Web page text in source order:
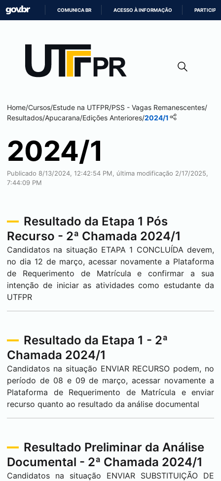
CONTEÚDO
COMUNICA BR ACESSO À INFORMAÇÃO PARTICIPE
Home/Cursos/Estude na UTFPR/PSS - Vagas Remanescentes/
Resultados/Apucarana/Edições Anteriores/2024/1
2024/1
Publicado 8/13/2024, 12:42:54 PM, última modificação 2/17/2025,
7:44:09 PM
Resultado da Etapa 1 Pós
Recurso - 2ª Chamada 2024/1
Candidatos na situação ETAPA 1 CONCLUÍDA devem,
no dia 12 de março, acessar novamente a Plataforma
de Requerimento de Matrícula e confirmar a sua
intenção de iniciar as atividades como estudante da
UTFPR
Resultado da Etapa 1 - 2ª
Chamada 2024/1
Candidatos na situação ENVIAR RECURSO podem, no
período de 08 e 09 de março, acessar novamente a
Plataforma de Requerimento de Matrícula e enviar
recurso quanto ao resultado da análise documental
Resultado Preliminar da Análise
Documental - 2ª Chamada 2024/1
Candidatos na situação ENVIAR SUBSTITUIÇÃO DE